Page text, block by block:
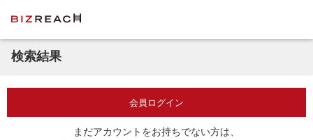
検索結果
会員ログイン
まだアカウントをお持ちでない方は、